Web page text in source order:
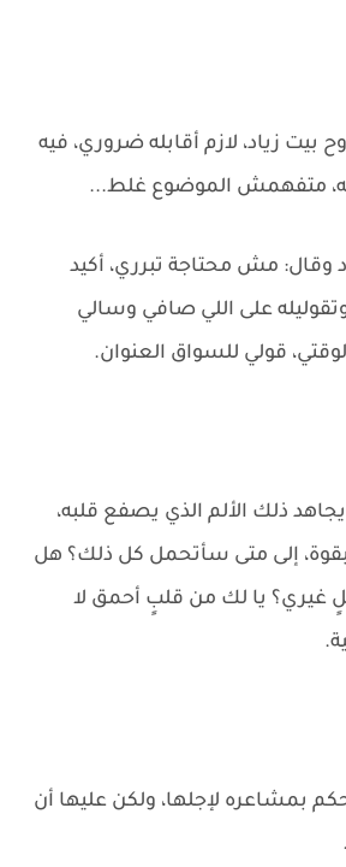
بيت زياد، لازم أقابله ضروري، فيه
متفهمش الموضوع غلط...
مش محتاجة تبرري، أكيد
وتقوليله على اللي صافي وسالي
قولي للسواق العنوان.
يجاهد ذلك الألم الذي يصفع قلبه،
إلى متى سأتحمل كل ذلك؟ هل
غيري؟ يا لك من قلبٍ أحمق لا
بمشاعره لإجلها، ولكن عليها أن